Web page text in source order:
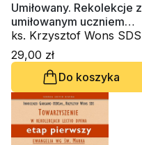
Umiłowany. Rekolekcje z
umiłowanym uczniem
(miękka oprawa)
ks. Krzysztof Wons SDS
29,00 zł
Do koszyka